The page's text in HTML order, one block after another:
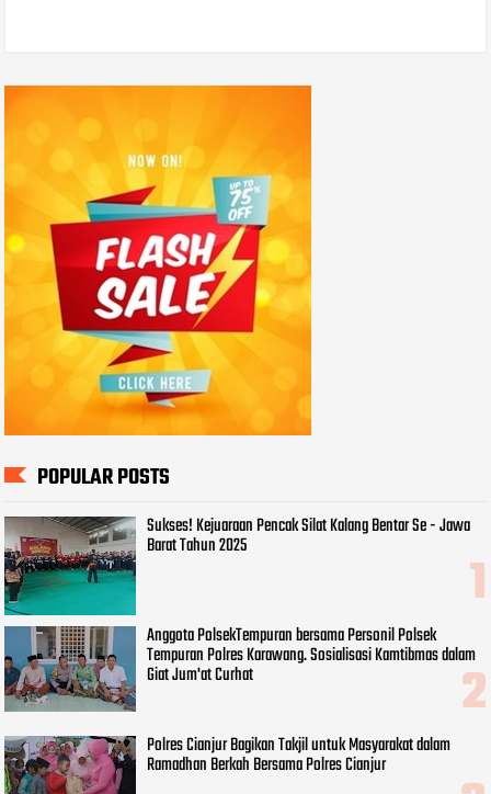
POPULAR POSTS
Sukses! Kejuaraan Pencak Silat Kalang Bentar Se - Jawa
Barat Tahun 2025
Anggota PolsekTempuran bersama Personil Polsek
Tempuran Polres Karawang. Sosialisasi Kamtibmas dalam
Giat Jum'at Curhat
Polres Cianjur Bagikan Takjil untuk Masyarakat dalam
Ramadhan Berkah Bersama Polres Cianjur